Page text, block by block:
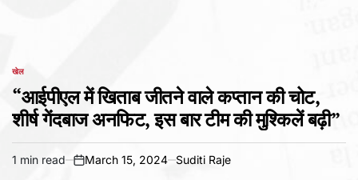
POSTED
IN
खेल
“आईपीएल में खिताब जीतने वाले कप्तान की चोट,
शीर्ष गेंदबाज अनफिट, इस बार टीम की मुश्किलें बढ़ी”
Estimated
1 min read
on
March 15, 2024 Suditi Raje